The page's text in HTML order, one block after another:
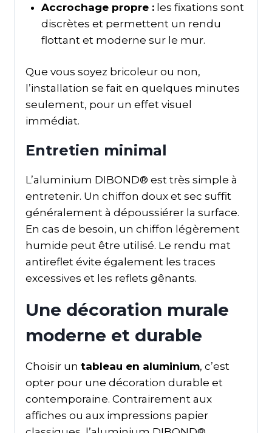
Accrochage propre :les fixations sont
discrètes et permettent un rendu
flottant et moderne sur le mur.
Que vous soyez bricoleur ou non,
l’installation se fait en quelques minutes
seulement, pour un effet visuel
immédiat.
Entretien minimal
L’aluminium DIBOND® est très simple à
entretenir. Un chiffon doux et sec suffit
généralement à dépoussiérer la surface.
En cas de besoin, un chiffon légèrement
humide peut être utilisé. Le rendu mat
antireflet évite également les traces
excessives et les reflets gênants.
Une décoration murale
moderne et durable
Choisir un tableau en aluminium, c’est
opter pour une décoration durable et
contemporaine. Contrairement aux
affiches ou aux impressions papier